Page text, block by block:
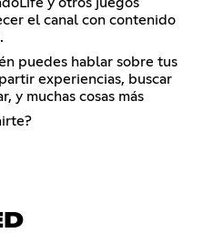
el canal con contenido
puedes hablar sobre tus
experiencias, buscar
y muchas cosas más